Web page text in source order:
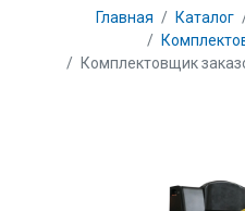
Главная Каталог
Комплектовщик